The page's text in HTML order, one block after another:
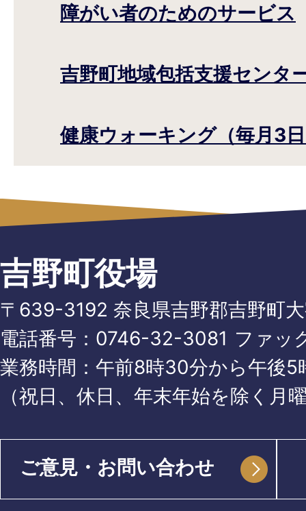
障がい者のためのサービス
吉野町地域包括支援センタ
健康ウォーキング（毎月3
吉野町役場
〒639-3192 奈良県吉野郡吉野町
電話番号： 0746-32-3081 ファッ
業務時間：午前8時30分から午後5
（祝日、休日、年末年始を除く月
ご意見・お問い合わせ